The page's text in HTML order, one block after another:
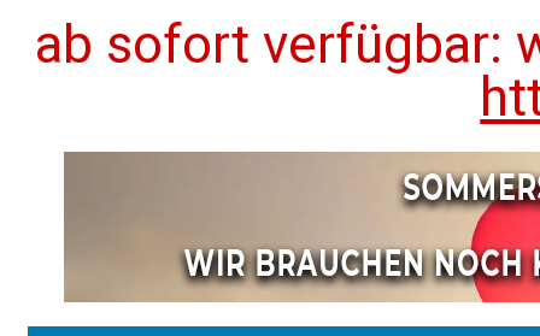
ab sofort verfügbar: